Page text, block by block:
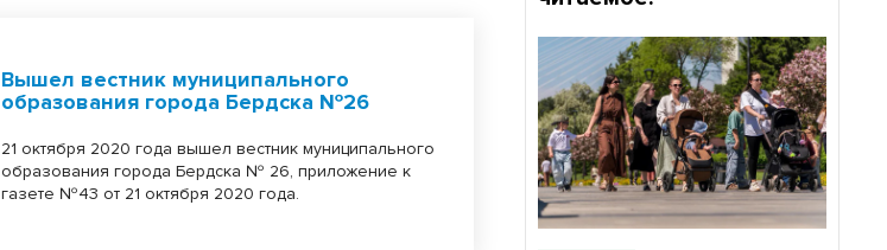
Вышел вестник муниципального
образования города Бердска №26
21 октября 2020 года вышел вестник муниципального
образования города Бердска № 26, приложение к
газете №43 от 21 октября 2020 года.